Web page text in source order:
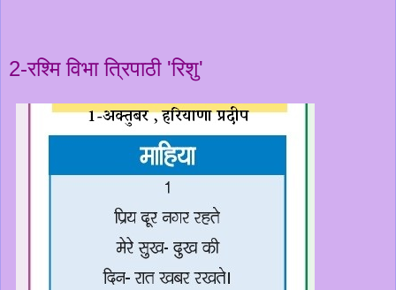
2-रश्मि विभा त्रिपाठी 'रिशु'